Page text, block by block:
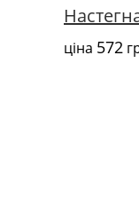
ціна 572